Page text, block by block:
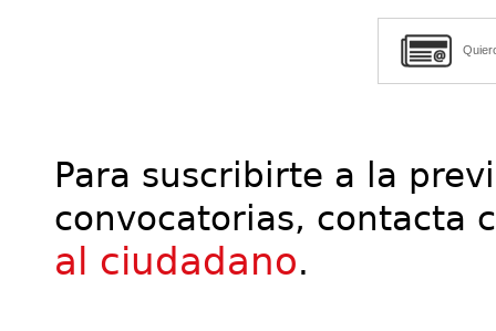
Para suscribirte a la
convocatorias, contacta
al ciudadano.